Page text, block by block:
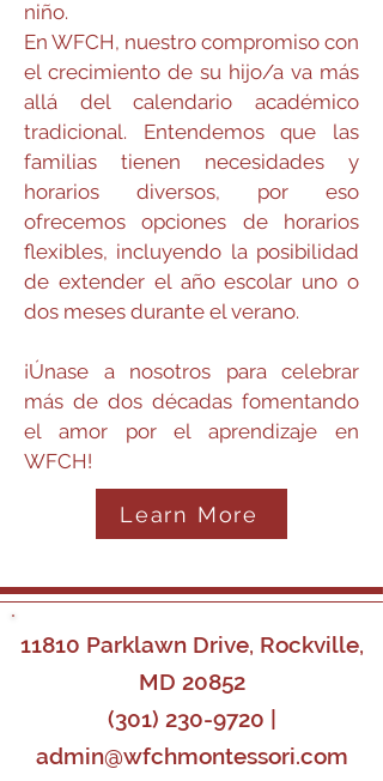
niño.
En WFCH, nuestro compromiso con
el crecimiento de su hijo/a va más
allá del calendario académico
tradicional. Entendemos que las
familias tienen necesidades y
horarios diversos, por eso
ofrecemos opciones de horarios
flexibles, incluyendo la posibilidad
de extender el año escolar uno o
dos meses durante el verano.
¡Únase a nosotros para celebrar
más de dos décadas fomentando
el amor por el aprendizaje en
WFCH!
Learn More
11810 Parklawn Drive, Rockville,
MD 20852
(301) 230-9720
admin@wfchmontessori.com